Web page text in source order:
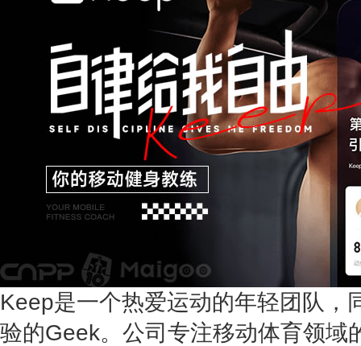
Keep是一个热爱运动的年轻团队，
验的Geek。公司专注移动体育领域